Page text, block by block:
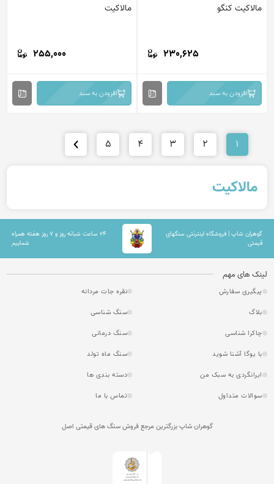
مالاکیت کنگو
230,625
افزودن به سبد
مالاکیت
255,000
افزودن به سبد
1
2
3
4
5
مالاکیت
گوهران شاپ | فروشگاه اینترنتی سنگهای
قیمتی
۲۴ ساعت شبانه روز و ۷ روز هفته همراه
شماییم
لینک های مهم
پیگیری سفارش
نقره جات مردانه
بلاگ
سنگ شناسی
چاکرا شناسی
سنگ درمانی
با یوگا آشنا شوید
سنگ ماه تولد
ایرانگردی به سبک من
دسته بندی ها
سوالات متداول
تماس با ما
گوهران شاپ بزرگترین مرجع فروش سنگ های قیمتی اصل